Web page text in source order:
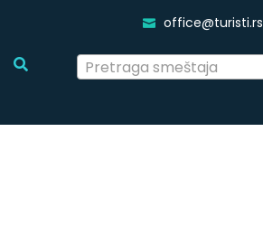
office@turisti.rs
Pretraga smeštaja